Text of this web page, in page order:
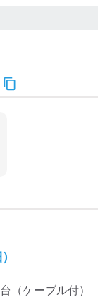
台 （ケーブル付）